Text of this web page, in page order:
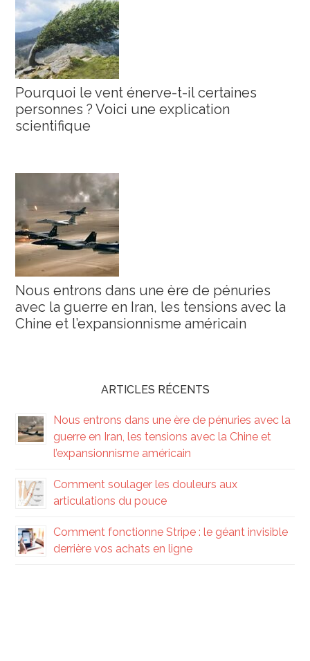
Pourquoi le vent énerve-t-il certaines
personnes ? Voici une explication
scientifique
Nous entrons dans une ère de pénuries
avec la guerre en Iran, les tensions avec la
Chine et l’expansionnisme américain
ARTICLES RÉCENTS
Nous entrons dans une ère de pénuries avec la
guerre en Iran, les tensions avec la Chine et
l’expansionnisme américain
Comment soulager les douleurs aux
articulations du pouce
Comment fonctionne Stripe : le géant invisible
derrière vos achats en ligne